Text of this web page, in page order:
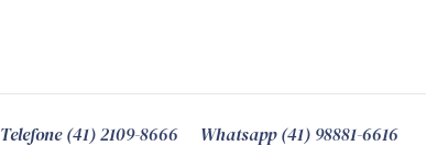
Telefone (41) 2109-8666 Whatsapp (41) 98881-6616